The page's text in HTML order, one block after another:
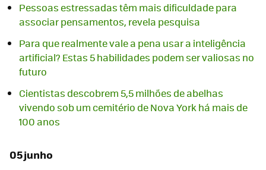
Pessoas estressadas têm mais dificuldade para
associar pensamentos, revela pesquisa
Para que realmente vale a pena usar a inteligência
artificial? Estas 5 habilidades podem ser valiosas no
futuro
Cientistas descobrem 5,5 milhões de abelhas
vivendo sob um cemitério de Nova York há mais de
100 anos
05 junho